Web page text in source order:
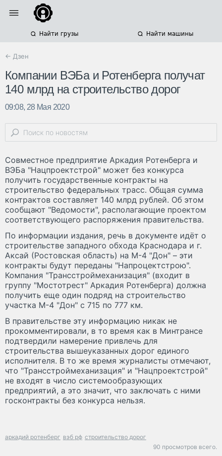
Найти грузы Найти машины
← Дзен
Компании ВЭБа и Ротенберга получат
140 млрд на строительство дорог
09:08, 28 Мая 2020
Совместное предприятие Аркадия Ротенберга и
ВЭБа "Нацпроектстрой" может без конкурса
получить государственные контракты на
строительство федеральных трасс. Общая сумма
контрактов составляет 140 млрд рублей. Об этом
сообщают "Ведомости", располагающие проектом
соответствующего распоряжения правительства.
По информации издания, речь в документе идёт о
строительстве западного обхода Краснодара и г.
Аксай (Ростовская область) на М-4 "Дон" – эти
контракты будут переданы "Напроцектстрою".
Компания "Трансстроймеханизация" (входит в
группу "Мостотрест" Аркадия Ротенберга) должна
получить еще один подряд на строительство
участка М-4 "Дон" с 715 по 777 км.
В правительстве эту информацию никак не
прокомментировали, в то время как в Минтрансе
подтвердили намерение привлечь для
строительства вышеуказанных дорог единого
исполнителя. В то же время журналисты отмечают,
что "Трансстроймеханизация" и "Нацпроектстрой"
не входят в число системообразующих
предприятий, а это значит, что заключать с ними
госконтракты без конкурса нельзя.
аркадий ротенберг вэб рф строительство дорог
90 просмотров всего.